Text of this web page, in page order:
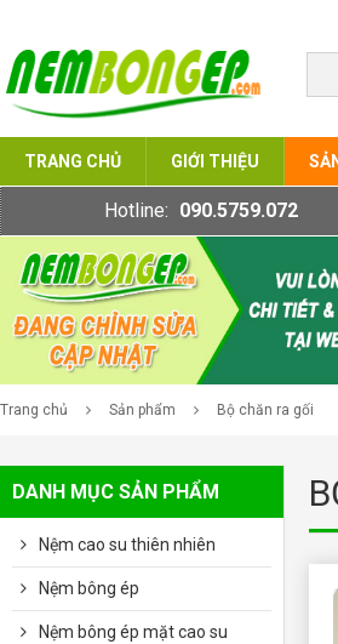
TRANG CHỦ GIỚI THIỆU
Hotline: 090.5759.072
Trang chủ Sản phẩm Bộ chăn ra gối
DANH MỤC SẢN PHẨM
Nệm cao su thiên nhiên
Nệm bông ép
Nệm bông ép mặt cao su